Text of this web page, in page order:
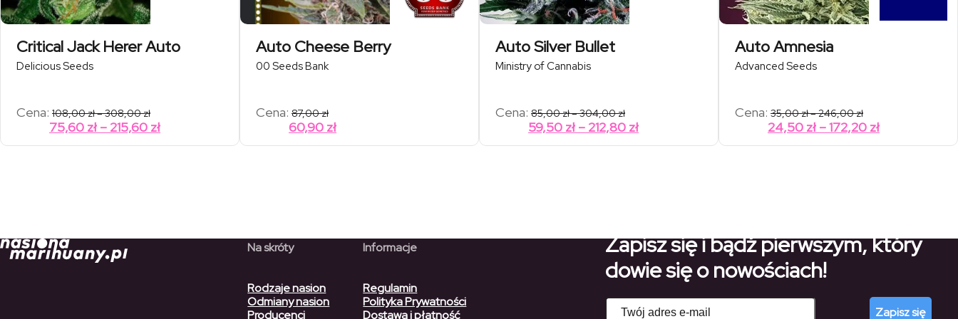
Critical Jack Herer Auto
Delicious Seeds
Cena: 108,00zł–308,00złZakres
cen:
od
108,00 zł
75,60 zł – 215,60 złZakres
cen:
Auto Cheese Berry
00 Seeds Bank
Cena: 87,00zł
60,90 zł
Auto Silver Bullet
Ministry of Cannabis
Cena: 85,00zł–304,00złZakres
cen:
od
85,00 zł
59,50 zł – 212,80 złZakres
cen:
Auto Amnesia
Advanced Seeds
Cena: 35,00zł–246,00złZakres
cen:
od
35,00 zł
24,50 zł –172,20 złZakres
cen:
Zapisz się i bądź pierwszym, który
dowie się o nowościach!
Zapisz się
Na skróty
Rodzaje nasion
Odmiany nasion
Producenci
Informacje
Regulamin
Polityka Prywatności
Dostawa i płatność